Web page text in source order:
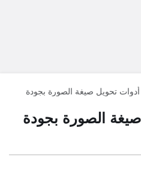
تحويل صيغة الصورة بجودة
الصورة بجودة